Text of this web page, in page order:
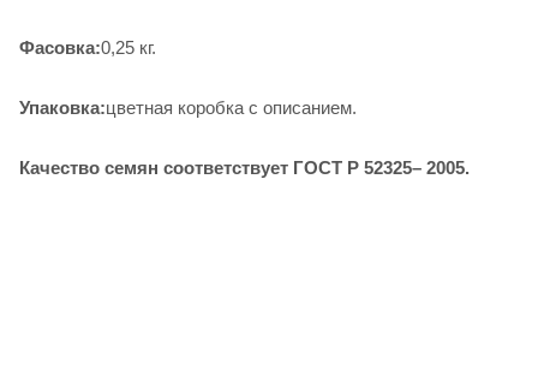
Фасовка:0,25 кг.
Упаковка:цветная коробка с описанием.
Качество семян соответствует ГОСТ Р 52325– 2005.